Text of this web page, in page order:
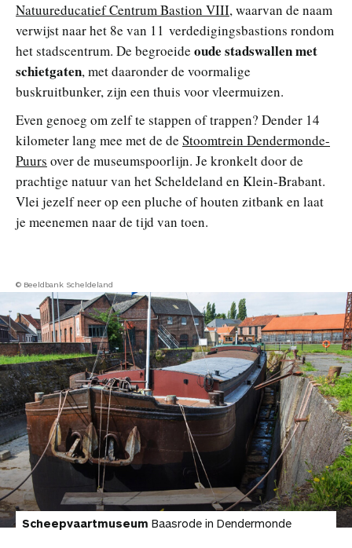
Natuureducatief Centrum Bastion VIII, waarvan de naam
verwijst naar het 8e van 11 verdedigingsbastions rondom
het stadscentrum. De begroeide oude stadswallen met
schietgaten, met daaronder de voormalige
buskruitbunker, zijn een thuis voor vleermuizen.
Even genoeg om zelf te stappen of trappen? Dender 14
kilometer lang mee met de de Stoomtrein Dendermonde-
Puurs over de museumspoorlijn. Je kronkelt door de
prachtige natuur van het Scheldeland en Klein-Brabant.
Vlei jezelf neer op een pluche of houten zitbank en laat
je meenemen naar de tijd van toen.
© Beeldbank Scheldeland
Scheepvaartmuseum Baasrode in Dendermonde